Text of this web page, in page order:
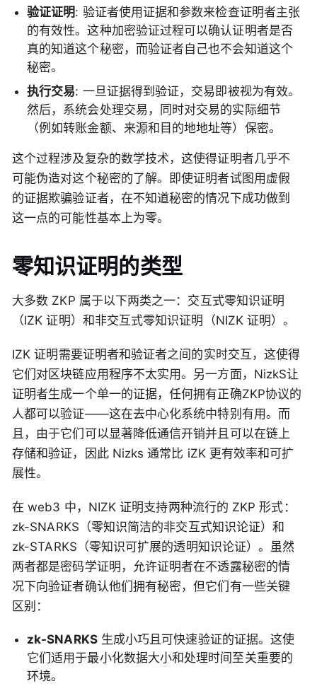
验证证明: 验证者使用证据和参数来检查证明者主张
的有效性。这种加密验证过程可以确认证明者是否
真的知道这个秘密，而验证者自己也不会知道这个
秘密。
执行交易: 一旦证据得到验证，交易即被视为有效。
然后，系统会处理交易，同时对交易的实际细节
（例如转账金额、来源和目的地地址等）保密。
这个过程涉及复杂的数学技术，这使得证明者几乎不
可能伪造对这个秘密的了解。即使证明者试图用虚假
的证据欺骗验证者，在不知道秘密的情况下成功做到
这一点的可能性基本上为零。
零知识证明的类型
大多数 ZKP 属于以下两类之一：交互式零知识证明
（IZK 证明）和非交互式零知识证明（NIZK 证明）。
IZK 证明需要证明者和验证者之间的实时交互，这使得
它们对区块链应用程序不太实用。另一方面，NizkS让
证明者生成一个单一的证据，任何拥有正确ZKP协议的
人都可以验证——这在去中心化系统中特别有用。而
且，由于它们可以显著降低通信开销并且可以在链上
存储和验证，因此 Nizks 通常比 iZK 更有效率和可扩
展性。
在 web3 中，NIZK 证明支持两种流行的 ZKP 形式：
zk-SNARKS（零知识简洁的非交互式知识论证）和
zk-STARKS（零知识可扩展的透明知识论证）。虽然
两者都是密码学证明，允许证明者在不透露秘密的情
况下向验证者确认他们拥有秘密，但它们有一些关键
区别：
zk-SNARKS生成小巧且可快速验证的证据。这使
它们适用于最小化数据大小和处理时间至关重要的
环境。